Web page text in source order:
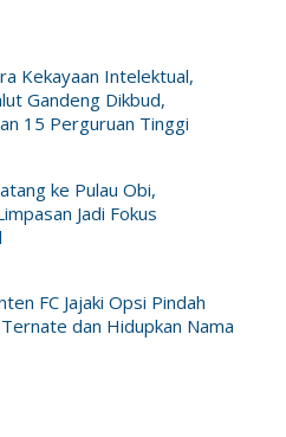
Kekayaan Intelektual,
Gandeng Dikbud,
15 Perguruan Tinggi
ke Pulau Obi,
Jadi Fokus
FC Jajaki Opsi Pindah
dan Hidupkan Nama